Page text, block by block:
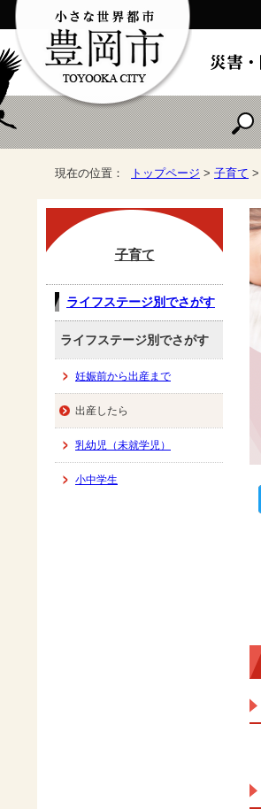
現在の位置： トップページ > 子育て >
子育て
ライフステージ別でさがす
ライフステージ別でさがす
妊娠前から出産まで
出産したら
乳幼児（未就学児）
小中学生